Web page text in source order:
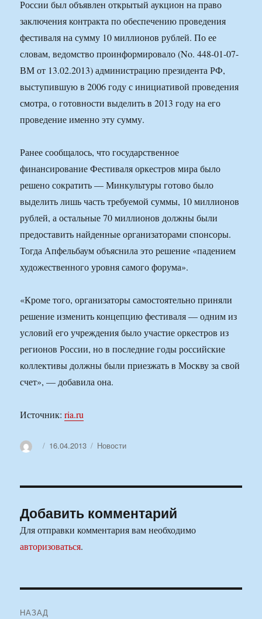
России был объявлен открытый аукцион на право
заключения контракта по обеспечению проведения
фестиваля на сумму 10 миллионов рублей. По ее
словам, ведомство проинформировало (No. 448-01-07-
ВМ от 13.02.2013) администрацию президента РФ,
выступившую в 2006 году с инициативой проведения
смотра, о готовности выделить в 2013 году на его
проведение именно эту сумму.
Ранее сообщалось, что государственное
финансирование Фестиваля оркестров мира было
решено сократить — Минкультуры готово было
выделить лишь часть требуемой суммы, 10 миллионов
рублей, а остальные 70 миллионов должны были
предоставить найденные организаторами спонсоры.
Тогда Апфельбаум объяснила это решение «падением
художественного уровня самого форума».
«Кроме того, организаторы самостоятельно приняли
решение изменить концепцию фестиваля — одним из
условий его учреждения было участие оркестров из
регионов России, но в последние годы российские
коллективы должны были приезжать в Москву за свой
счет», — добавила она.
Источник:ria.ru
АвторОпубликовано
16.04.2013 Рубрики
Новости
Добавить комментарий
Для отправки комментария вам необходимо
авторизоваться.
НАЗАД